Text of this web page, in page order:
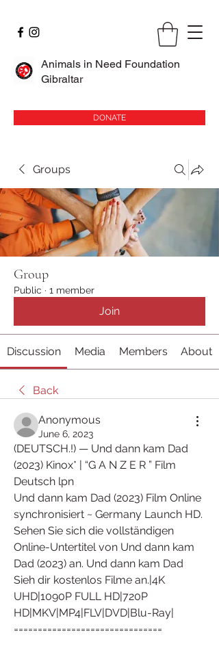
Animals in Need Foundation
Gibraltar
DONATE
Groups
Group
Public · 1 member
Join
Discussion Media Members About
Back
Anonymous
June 6, 2023
(DEUTSCH.!) — Und dann kam Dad
(2023) Kinox* | “G A N Z E R ” Film
Deutsch lpn
Und dann kam Dad (2023) Film Online
synchronisiert ~ Germany Launch HD.
Sehen Sie sich die vollständigen
Online-Untertitel von Und dann kam
Dad (2023) an. Und dann kam Dad
Sieh dir kostenlos Filme an.|4K
UHD|1090P FULL HD|720P
HD|MKV|MP4|FLV|DVD|Blu-Ray|
===============================